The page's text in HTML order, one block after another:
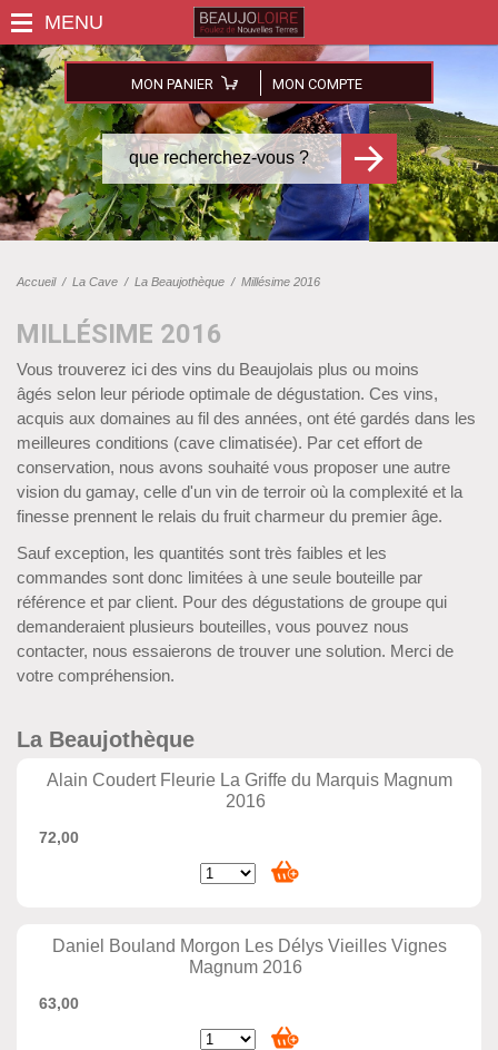
MON PANIER MON COMPTE
Accueil/ La Cave / La Beaujothèque / Millésime 2016
MILLÉSIME 2016
Vous trouverez ici des vins du Beaujolais plus ou moins
âgés selon leur période optimale de dégustation. Ces vins,
acquis aux domaines au fil des années, ont été gardés dans les
meilleures conditions (cave climatisée). Par cet effort de
conservation, nous avons souhaité vous proposer une autre
vision du gamay, celle d'un vin de terroir où la complexité et la
finesse prennent le relais du fruit charmeur du premier âge.
Sauf exception, les quantités sont très faibles et les
commandes sont donc limitées à une seule bouteille par
référence et par client. Pour des dégustations de groupe qui
demanderaient plusieurs bouteilles, vous pouvez nous
contacter, nous essaierons de trouver une solution. Merci de
votre compréhension.
La Beaujothèque
Alain Coudert Fleurie La Griffe du Marquis Magnum
2016
72,00
Daniel Bouland Morgon Les Délys Vieilles Vignes
Magnum 2016
63,00